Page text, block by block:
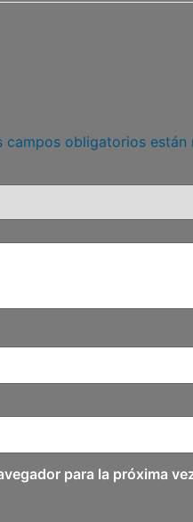
campos obligatorios están
para la próxima